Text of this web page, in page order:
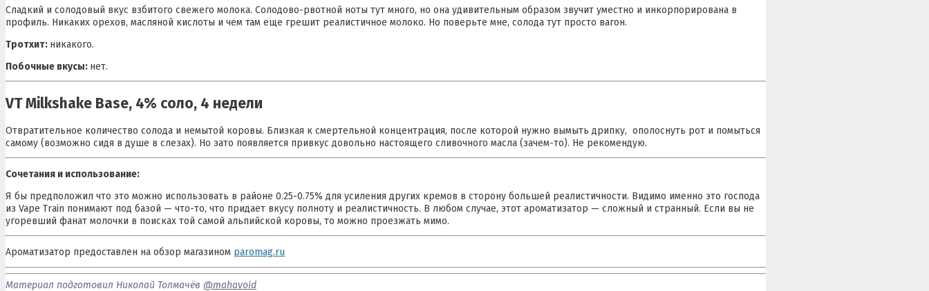
Сладкий и солодовый вкус взбитого свежего молока. Солодово-рвотной ноты тут много, но она удивительным образом звучит уместно и инкорпорирована в
профиль. Никаких орехов, масляной кислоты и чем там еще грешит реалистичное молоко. Но поверьте мне, солода тут просто вагон.
Тротхит: никакого.
Побочные вкусы: нет.
VT Milkshake Base, 4% соло, 4 недели
Отвратительное количество солода и немытой коровы. Близкая к смертельной концентрация, после которой нужно вымыть дрипку, ополоснуть рот и помыться
самому (возможно сидя в душе в слезах). Но зато появляется привкус довольно настоящего сливочного масла (зачем-то). Не рекомендую.
Сочетания и использование:
Я бы предположил что это можно использовать в районе 0.25-0.75% для усиления других кремов в сторону большей реалистичности. Видимо именно это господа
из Vape Train понимают под базой — что-то, что придает вкусу полноту и реалистичность. В любом случае, этот ароматизатор — сложный и странный. Если вы не
угоревший фанат молочки в поисках той самой альпийской коровы, то можно проезжать мимо.
Ароматизатор предоставлен на обзор магазином paromag.ru
Материал подготовил Николай Толмачёв @mahavoid